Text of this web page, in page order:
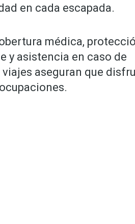
en cada escapada.
médica,
y asistencia en caso de
aseguran que